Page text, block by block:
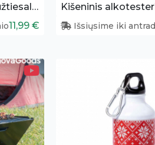
Automobilio sėdynių užtiesalas gyvūnams
11,99 €
Kišeninis
Išsiųsime iki